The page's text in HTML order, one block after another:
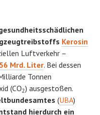
Kerosin
Luftverkehr –
Mrd. Liter. Bei dessen
Tonnen
(CO2) ausgestoßen.
(UBA)
hierdurch ein